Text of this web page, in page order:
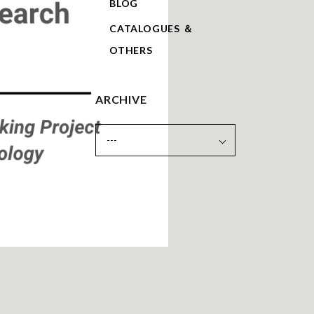
BLOG
CATALOGUES ＆
OTHERS
ARCHIVE